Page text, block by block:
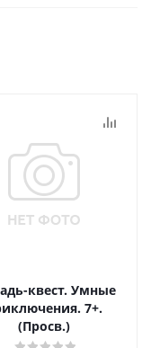
квест. Умные
7+.
(Просв.)